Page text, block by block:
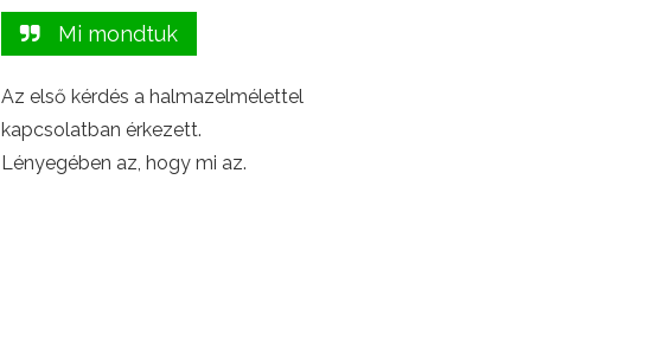
Mi mondtuk
Az első kérdés a halmazelmélettel
kapcsolatban érkezett.
Lényegében az, hogy mi az.